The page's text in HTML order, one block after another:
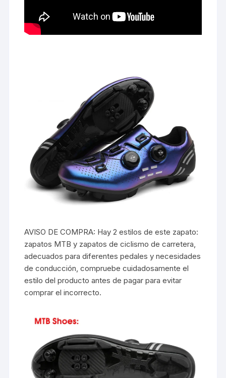
AVISO DE COMPRA: Hay 2 estilos de este zapato:
zapatos MTB y zapatos de ciclismo de carretera,
adecuados para diferentes pedales y necesidades
de conducción, compruebe cuidadosamente el
estilo del producto antes de pagar para evitar
comprar el incorrecto.